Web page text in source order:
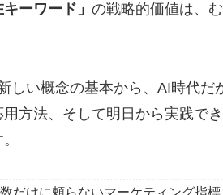
キーワード」 の戦略的価値は、
しい概念の基本から、AI時代だ
方法、そして明日から実践で